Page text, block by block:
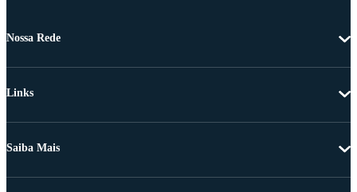
Nossa Rede
Links
Saiba Mais